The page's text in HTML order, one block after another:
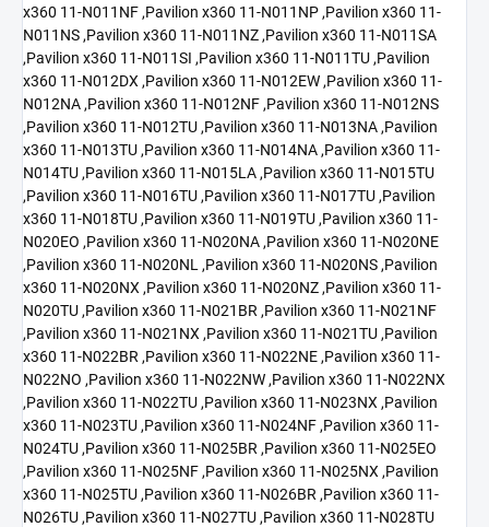
x360 11-N011NF ,Pavilion x360 11-N011NP ,Pavilion x360 11-
N011NS ,Pavilion x360 11-N011NZ ,Pavilion x360 11-N011SA
,Pavilion x360 11-N011SI ,Pavilion x360 11-N011TU ,Pavilion
x360 11-N012DX ,Pavilion x360 11-N012EW ,Pavilion x360 11-
N012NA ,Pavilion x360 11-N012NF ,Pavilion x360 11-N012NS
,Pavilion x360 11-N012TU ,Pavilion x360 11-N013NA ,Pavilion
x360 11-N013TU ,Pavilion x360 11-N014NA ,Pavilion x360 11-
N014TU ,Pavilion x360 11-N015LA ,Pavilion x360 11-N015TU
,Pavilion x360 11-N016TU ,Pavilion x360 11-N017TU ,Pavilion
x360 11-N018TU ,Pavilion x360 11-N019TU ,Pavilion x360 11-
N020EO ,Pavilion x360 11-N020NA ,Pavilion x360 11-N020NE
,Pavilion x360 11-N020NL ,Pavilion x360 11-N020NS ,Pavilion
x360 11-N020NX ,Pavilion x360 11-N020NZ ,Pavilion x360 11-
N020TU ,Pavilion x360 11-N021BR ,Pavilion x360 11-N021NF
,Pavilion x360 11-N021NX ,Pavilion x360 11-N021TU ,Pavilion
x360 11-N022BR ,Pavilion x360 11-N022NE ,Pavilion x360 11-
N022NO ,Pavilion x360 11-N022NW ,Pavilion x360 11-N022NX
,Pavilion x360 11-N022TU ,Pavilion x360 11-N023NX ,Pavilion
x360 11-N023TU ,Pavilion x360 11-N024NF ,Pavilion x360 11-
N024TU ,Pavilion x360 11-N025BR ,Pavilion x360 11-N025EO
,Pavilion x360 11-N025NF ,Pavilion x360 11-N025NX ,Pavilion
x360 11-N025TU ,Pavilion x360 11-N026BR ,Pavilion x360 11-
N026TU ,Pavilion x360 11-N027TU ,Pavilion x360 11-N028TU